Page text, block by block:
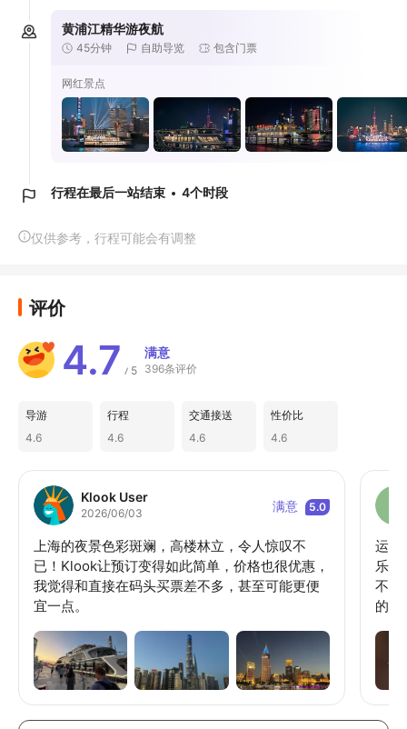
黄浦江精华游夜航
45分钟 自助导览 包含门票
网红景点
行程在最后一站结束 4个时段
仅供参考，行程可能会有调整
评价
4.7 / 5
满意
396条评价
导游
4.6
行程
4.6
交通接送
4.6
性价比
4.6
Klook User
2026/06/03 满意 5.0
上海的夜景色彩斑斓，高楼林立，令人惊叹不
已！Klook让预订变得如此简单，价格也很优惠，
我觉得和直接在码头买票差不多，甚至可能更便
宜一点。
运营
乐
不断
的英
得！
人惊